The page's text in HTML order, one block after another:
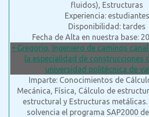
fluidos), Estructuras
Experiencia: estudiantes
Disponibilidad: tardes
Fecha de Alta en nuestra base:
• Gregorio, Ingeniero de caminos
la especialidad de construcciones
universidad politécnica de
Imparte: Conocimientos de
Mecánica, Física, Cálculo de
estructural y Estructuras
solvencia el programa SAP2000